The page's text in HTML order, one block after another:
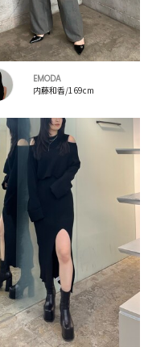
EMODA
内藤和香/169cm